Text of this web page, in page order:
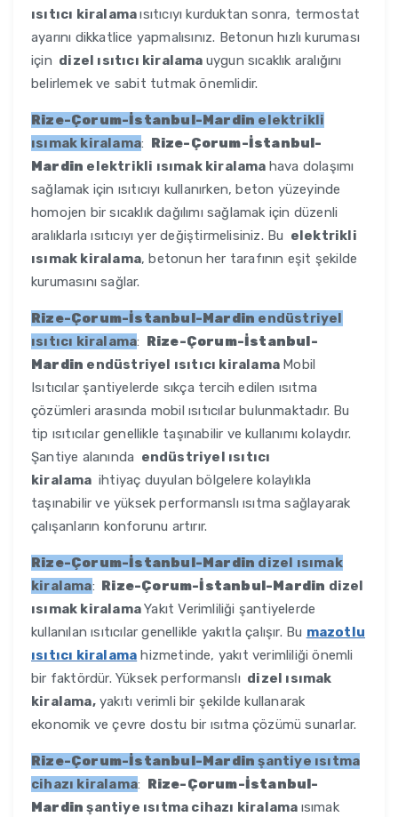
ısıtıcı kiralamaısıtıcıyı kurduktan sonra, termostat
ayarını dikkatlice yapmalısınız. Betonun hızlı kuruması
için dizel ısıtıcı kiralama uygun sıcaklık aralığını
belirlemek ve sabit tutmak önemlidir.
Rize-Çorum-İstanbul-Mardin elektrikli
ısımak kiralama: Rize-Çorum-İstanbul-
Mardin elektrikli ısımak kiralama hava dolaşımı
sağlamak için ısıtıcıyı kullanırken, beton yüzeyinde
homojen bir sıcaklık dağılımı sağlamak için düzenli
aralıklarla ısıtıcıyı yer değiştirmelisiniz. Bu elektrikli
ısımak kiralama, betonun her tarafının eşit şekilde
kurumasını sağlar.
Rize-Çorum-İstanbul-Mardin endüstriyel
ısıtıcı kiralama: Rize-Çorum-İstanbul-
Mardin endüstriyel ısıtıcı kiralama Mobil
Isıtıcılar şantiyelerde sıkça tercih edilen ısıtma
çözümleri arasında mobil ısıtıcılar bulunmaktadır. Bu
tip ısıtıcılar genellikle taşınabilir ve kullanımı kolaydır.
Şantiye alanında endüstriyel ısıtıcı
kiralama ihtiyaç duyulan bölgelere kolaylıkla
taşınabilir ve yüksek performanslı ısıtma sağlayarak
çalışanların konforunu artırır.
Rize-Çorum-İstanbul-Mardin dizel ısımak
kiralama: Rize-Çorum-İstanbul-Mardin dizel
ısımak kiralamaYakıt Verimliliği şantiyelerde
kullanılan ısıtıcılar genellikle yakıtla çalışır. Bu mazotlu
ısıtıcı kiralama hizmetinde, yakıt verimliliği önemli
bir faktördür. Yüksek performanslı dizel ısımak
kiralama,yakıtı verimli bir şekilde kullanarak
ekonomik ve çevre dostu bir ısıtma çözümü sunarlar.
Rize-Çorum-İstanbul-Mardin şantiye ısıtma
cihazı kiralama: Rize-Çorum-İstanbul-
Mardin şantiye ısıtma cihazı kiralama ısımak